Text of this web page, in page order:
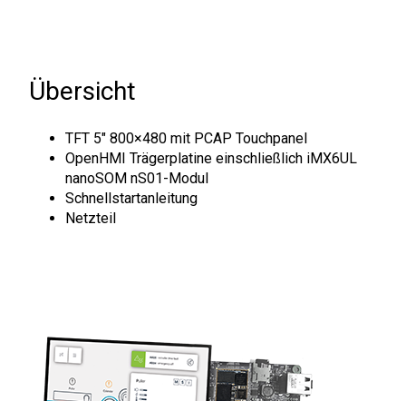
Übersicht
TFT 5" 800×480 mit PCAP Touchpanel
OpenHMI Trägerplatine einschließlich iMX6UL
nanoSOM nS01-Modul
Schnellstartanleitung
Netzteil